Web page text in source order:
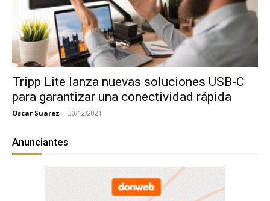
Tripp Lite lanza nuevas soluciones USB-C
para garantizar una conectividad rápida
Oscar Suarez - 30/12/2021
Anunciantes